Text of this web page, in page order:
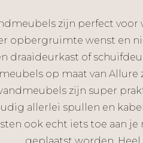
zijn perfect voor
opbergruimte wenst en
draaideurkast of
op maat van Allure
zijn super
allerlei spullen en
ook echt iets toe aan